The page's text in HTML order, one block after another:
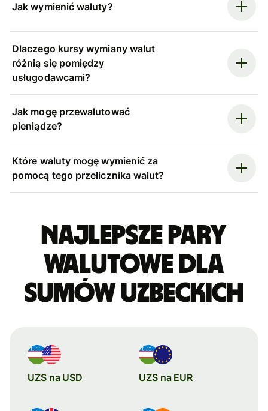
Jak wymienić waluty?
Dlaczego kursy wymiany walut
różnią się pomiędzy
usługodawcami?
Jak mogę przewalutować
pieniądze?
Które waluty mogę wymienić za
pomocą tego przelicznika walut?
Najlepsze pary
walutowe dla
sumów uzbeckich
UZS na USD UZS na EUR